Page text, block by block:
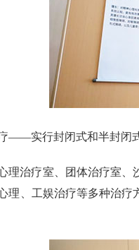
疗——实行封闭式和半封闭
理治疗室、团体治疗室
理、工娱治疗等多种治